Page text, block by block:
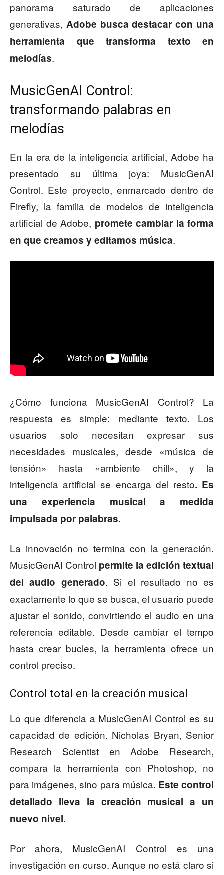
panorama saturado de aplicaciones
generativas, Adobe busca destacar con una
herramienta que transforma texto en
melodías.
MusicGenAI Control:
transformando palabras en
melodías
En la era de la inteligencia artificial, Adobe ha
presentado su última joya: MusicGenAI
Control. Este proyecto, enmarcado dentro de
Firefly, la familia de modelos de inteligencia
artificial de Adobe, promete cambiar la forma
en que creamos y editamos música.
¿Cómo funciona MusicGenAI Control? La
respuesta es simple: mediante texto. Los
usuarios solo necesitan expresar sus
necesidades musicales, desde «música de
tensión» hasta «ambiente chill», y la
inteligencia artificial se encarga del resto. Es
una experiencia musical a medida
impulsada por palabras.
La innovación no termina con la generación.
MusicGenAI Control permite la edición textual
del audio generado. Si el resultado no es
exactamente lo que se busca, el usuario puede
ajustar el sonido, convirtiendo el audio en una
referencia editable. Desde cambiar el tempo
hasta crear bucles, la herramienta ofrece un
control preciso.
Control total en la creación musical
Lo que diferencia a MusicGenAI Control es su
capacidad de edición. Nicholas Bryan, Senior
Research Scientist en Adobe Research,
compara la herramienta con Photoshop, no
para imágenes, sino para música. Este control
detallado lleva la creación musical a un
nuevo nivel.
Por ahora, MusicGenAI Control es una
investigación en curso. Aunque no está claro si